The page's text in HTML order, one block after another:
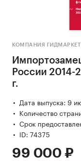
КОМПАНИЯ ГИДМАРКЕТ
России 2014-
г.
Дата выпуска: 9
Количество
Срок
ID: 74375
99 000 ₽